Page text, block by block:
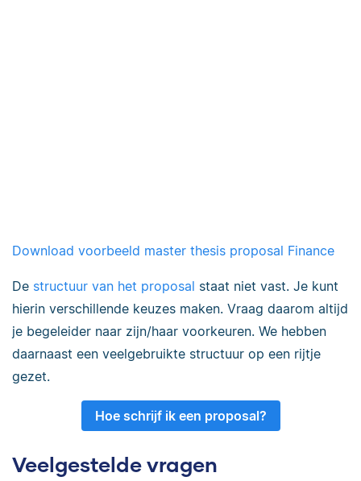
Download voorbeeld master thesis proposal Finance
De structuur van het proposal staat niet vast. Je kunt
hierin verschillende keuzes maken. Vraag daarom altijd
je begeleider naar zijn/haar voorkeuren. We hebben
daarnaast een veelgebruikte structuur op een rijtje
gezet.
Hoe schrijf ik een proposal?
Veelgestelde vragen